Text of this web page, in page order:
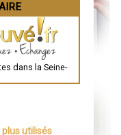
dans la Seine-
utilisés